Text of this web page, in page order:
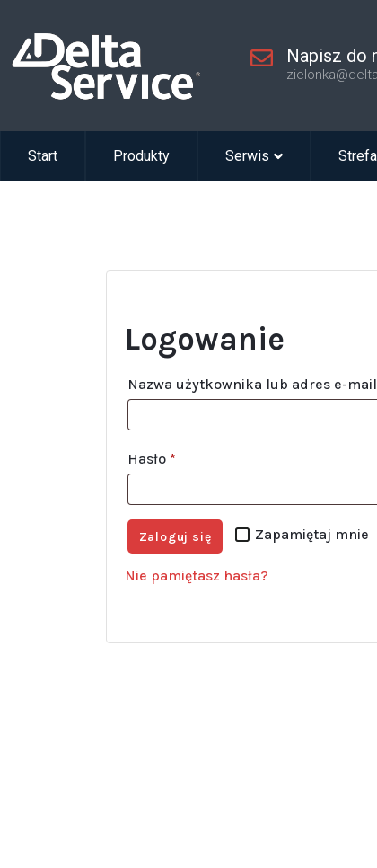
Napisz do
Start Produkty Serwis
Logowanie
Nazwa użytkownika lub adres e-mail
Hasło *
Zapamiętaj mnie
Zaloguj się
Nie pamiętasz hasła?